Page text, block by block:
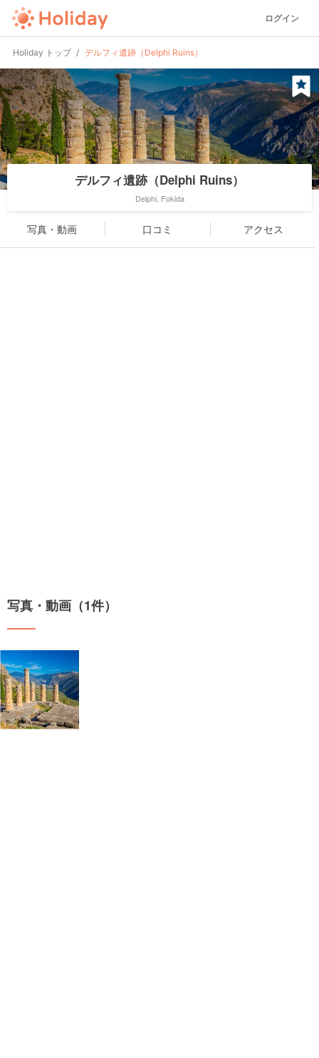
ログイン
Holiday トップ デルフィ遺跡（Delphi Ruins）
デルフィ遺跡（Delphi Ruins）
Delphi, Fokida
写真・動画 口コミ アクセス
写真・動画（1件）